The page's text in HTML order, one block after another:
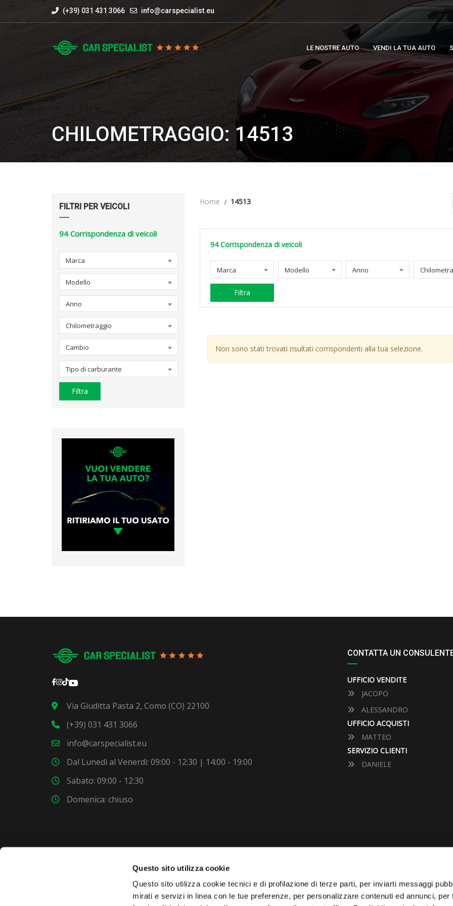
Questo sito utilizza cookie
Questo sito utilizza cookie tecnici e di profilazione di terze parti, per inviarti messaggi
mirati e servizi in linea con le tue preferenze, per personalizzare contenuti ed annunci, per
(+39) 031 431 3066 info@carspecialist.eu
LE NOSTRE AUTO VENDI LA TUA AUTO
CHILOMETRAGGIO: 14513
FILTRI PER VEICOLI
94 Corrispondenza di veicoli
Marca
Modello
Anno
Chilometraggio
Cambio
Tipo di carburante
Filtra
Home 14513
94 Corrispondenza di veicoli
Marca Modello Anno
Filtra
Non sono stati trovati risultati corrispondenti alla tua selezione.
Via Giuditta Pasta 2, Como (CO) 22100
(+39) 031 431 3066
info@carspecialist.eu
Dal Lunedì al Venerdì: 09:00 - 12:30 | 14:00 - 19:00
Sabato: 09:00 - 12:30
Domenica: chiuso
CONTATTA UN
UFFICIO VENDITE
JACOPO
ALESSANDRO
UFFICIO ACQUISTI
MATTEO
SERVIZIO CLIENTI
DANIELE
Vai Al Garage